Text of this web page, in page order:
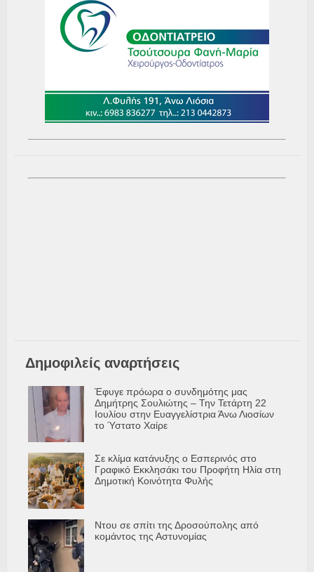
Δημοφιλείς αναρτήσεις
Έφυγε πρόωρα ο συνδημότης μας
Δημήτρης Σουλιώτης – Την Τετάρτη 22
Ιουλίου στην Ευαγγελίστρια Άνω Λιοσίων
το Ύστατο Χαίρε
Σε κλίμα κατάνυξης ο Εσπερινός στο
Γραφικό Εκκλησάκι του Προφήτη Ηλία στη
Δημοτική Κοινότητα Φυλής
Ντου σε σπίτι της Δροσούπολης από
κομάντος της Αστυνομίας